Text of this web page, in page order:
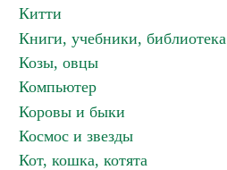
Китти
Книги, учебники, библиотека
Козы, овцы
Компьютер
Коровы и быки
Космос и звезды
Кот, кошка, котята